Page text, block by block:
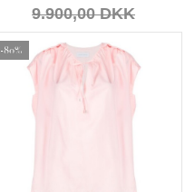
9.900,00 DKK
-80%